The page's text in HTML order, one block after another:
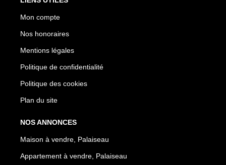
Mon compte
Nos honoraires
Mentions légales
Politique de confidentialité
Politique des cookies
Plan du site
NOS ANNONCES
Maison à vendre, Palaiseau
Appartement à vendre, Palaiseau